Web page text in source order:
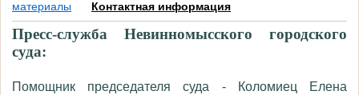
материалы
Контактная информация
Пресс-служба Невинномысского городского
суда:
Помощник председателя суда - Коломиец Елена